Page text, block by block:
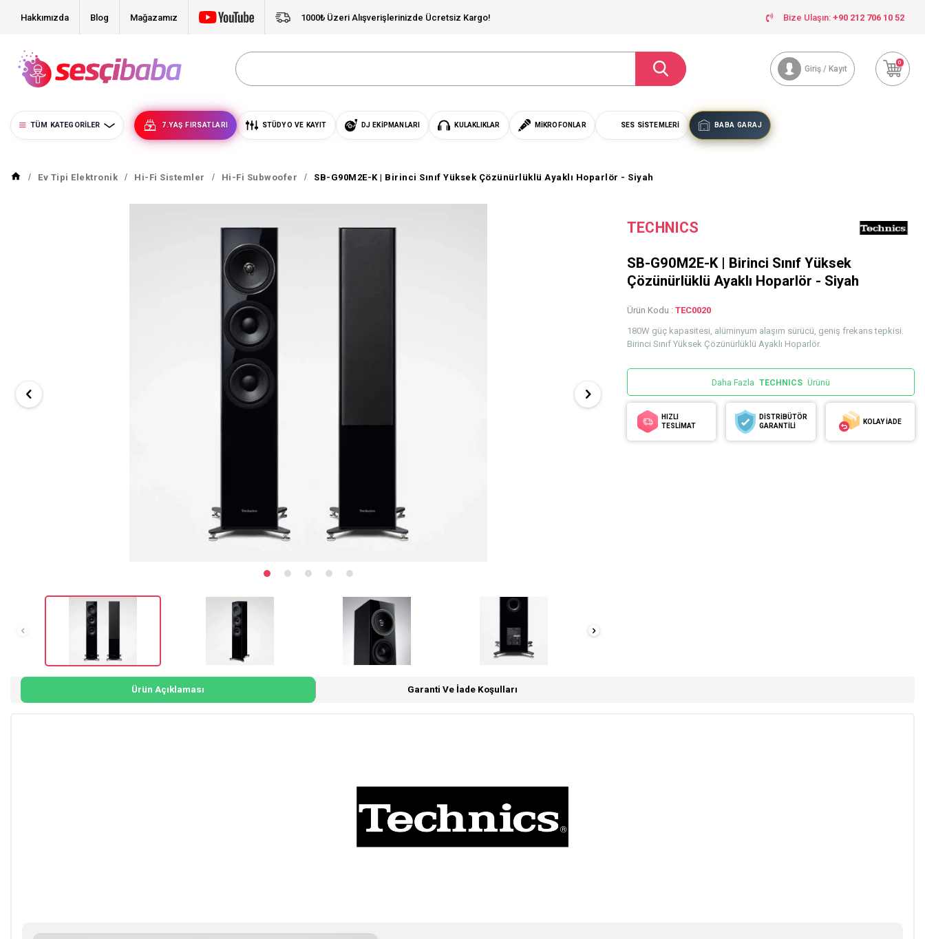
Hakkımızda Blog Mağazamız 1000₺ Üzeri Alışverişlerinizde Ücretsiz Kargo! Bize Ulaşın: +90 212 706 10 52
Giriş / Kayıt
0
TÜM KATEGORILER 7.YAŞ FIRSATLARI STÜDYO VE KAYIT DJ EKIPMANLARI KULAKLIKLAR MIKROFONLAR SES SISTEMLERI BABA GARAJ
Ev Tipi Elektronik Hi-Fi Sistemler Hi-Fi Subwoofer SB-G90M2E-K | Birinci Sınıf Yüksek Çözünürlüklü Ayaklı Hoparlör - Siyah
TECHNICS
SB-G90M2E-K | Birinci Sınıf Yüksek
Çözünürlüklü Ayaklı Hoparlör - Siyah
Ürün Kodu : TEC0020
180W güç kapasitesi, alüminyum alaşım sürücü, geniş frekans tepkisi.
Birinci Sınıf Yüksek Çözünürlüklü Ayaklı Hoparlör.
Daha Fazla TECHNICS Ürünü
HIZLI
TESLİMAT
DİSTRİBÜTÖR
GARANTİLİ
KOLAY İADE
Ürün Açıklaması Garanti Ve İade Koşulları